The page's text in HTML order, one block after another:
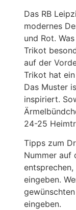
Das RB
modernes
und Rot.
Trikot
auf der
Trikot hat
Das Muster
inspiriert.
24-25
Tipps zum
Nummer auf
eingeben.
eingeben.